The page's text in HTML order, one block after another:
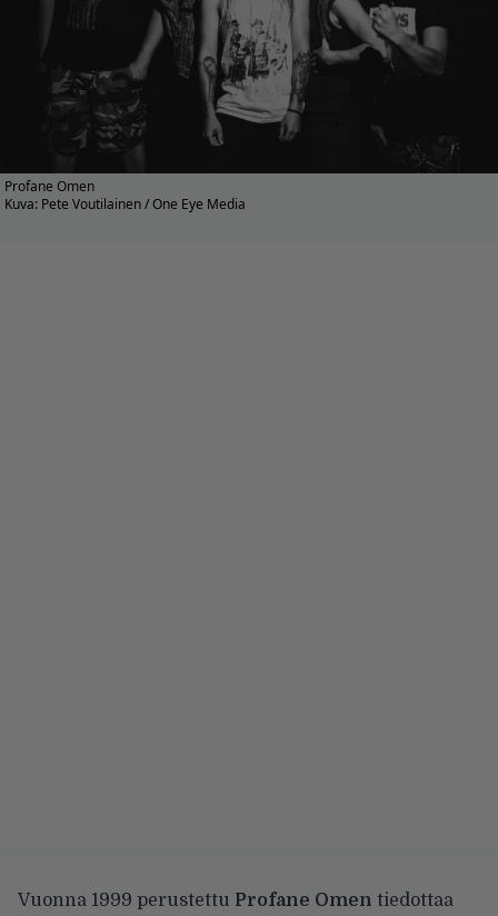
Profane Omen
Kuva: Pete Voutilainen / One Eye Media
Vuonna 1999 perustettu Profane Omen tiedottaa